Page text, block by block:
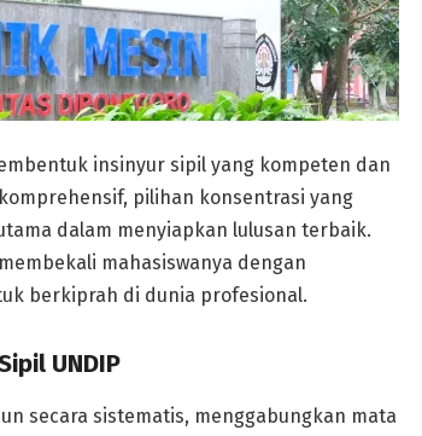
insinyur sipil yang kompeten dan
pilihan konsentrasi yang
dalam menyiapkan lulusan terbaik.
mahasiswanya dengan
berkiprah di dunia profesional.
UNDIP
secara sistematis, menggabungkan mata